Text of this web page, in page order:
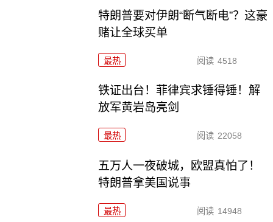
特朗普要对伊朗“断气断电”？这豪
赌让全球买单
最热 阅读 4518
铁证出台！菲律宾求锤得锤！解
放军黄岩岛亮剑
最热 阅读 22058
五万人一夜破城，欧盟真怕了！
特朗普拿美国说事
最热 阅读 14948